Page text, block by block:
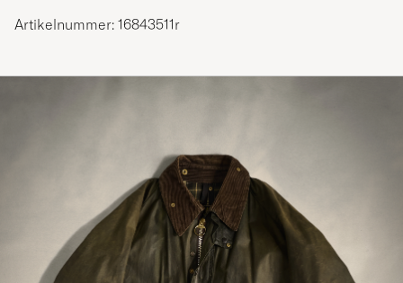
Artikelnummer: 16843511r